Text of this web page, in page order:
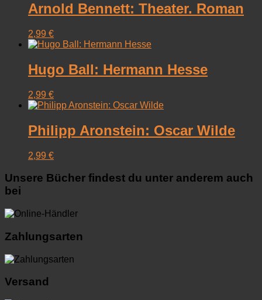
Arnold Bennett: Theater. Roman
2,99 €
Hugo Ball: Hermann Hesse
2,99 €
Philipp Aronstein: Oscar Wilde
2,99 €
Unsere Bücher findest du unter anderem auch
bei
Zahlungsarten
Versand